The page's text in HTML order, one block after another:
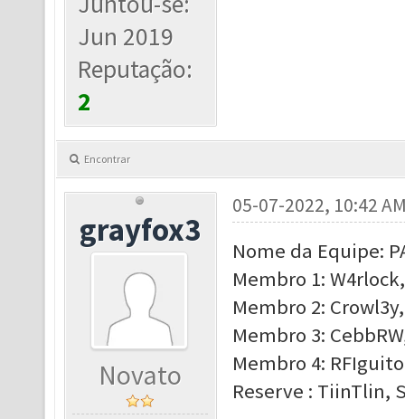
Jun 2019
Reputação:
2
Encontrar
grayfox3
Novato
05-07-2022, 10:42
Nome da Equipe:
Membro 1:
Membro 2:
Membro 3:
Membro 4:
Reserve : TiinTlin,